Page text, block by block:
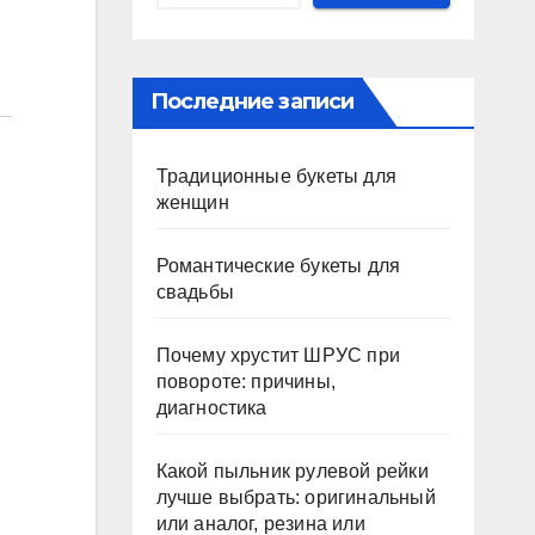
Последние записи
Традиционные букеты для
женщин
Романтические букеты для
свадьбы
Почему хрустит ШРУС при
повороте: причины,
диагностика
Какой пыльник рулевой рейки
лучше выбрать: оригинальный
или аналог, резина или